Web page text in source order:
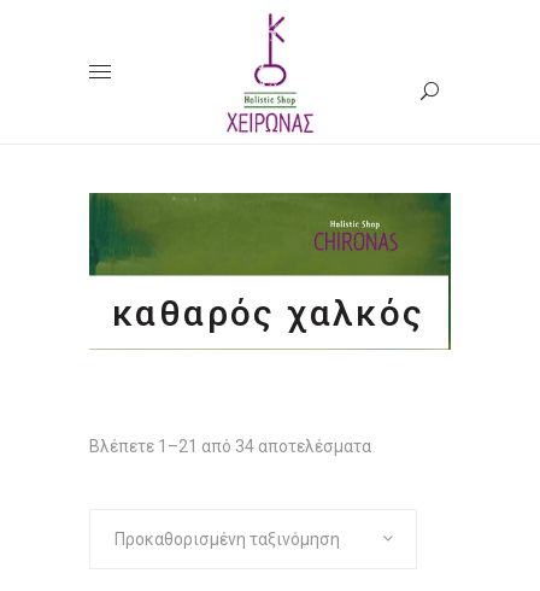
καθαρός χαλκός
Βλέπετε 1–21 από 34 αποτελέσματα
Προκαθορισμένη ταξινόμηση